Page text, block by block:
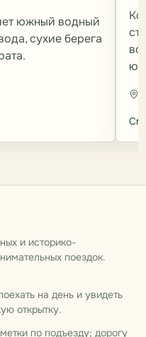
южный водный
сухие берега
и историко-
поездок.
на день и увидеть
открытку.
по подъезду; дорогу